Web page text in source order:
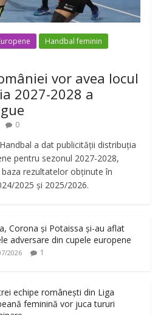
Handbal feminin
vor avea locul
2027-2028 a
0
a dat publicității distribuția
pentru sezonul 2027-2028,
rezultatelor obținute în
2025 și 2025/2026.
Corona și Potaissa și-au aflat
adversare din cupele europene
2026 1
echipe românești din Liga
feminină vor juca tururi